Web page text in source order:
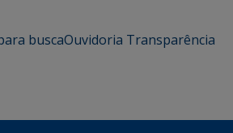
buscaOuvidoria Transparência